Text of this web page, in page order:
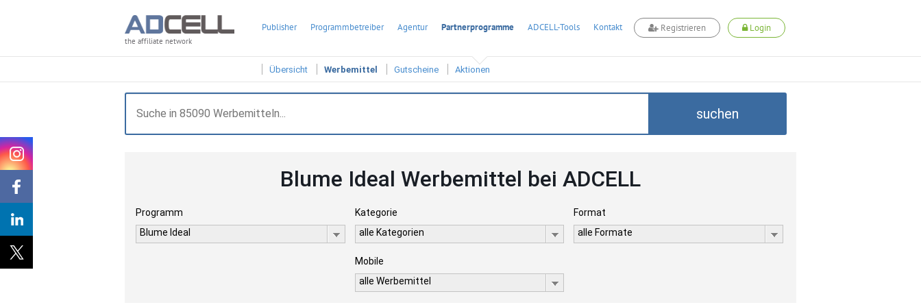
the affiliate network
Publisher Programmbetreiber Agentur Partnerprogramme ADCELL-Tools Kontakt Registrieren Login
Übersicht Werbemittel Gutscheine Aktionen
suchen
Blume Ideal Werbemittel bei ADCELL
Programm
Blume Ideal
Kategorie
alle Kategorien
Format
alle Formate
Mobile
alle Werbemittel